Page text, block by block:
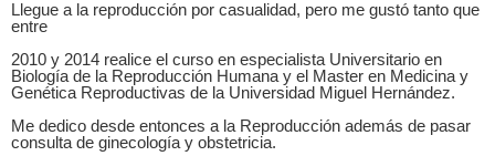
Llegue a la reproducción por casualidad, pero me gustó tanto que
entre
2010 y 2014 realice el curso en especialista Universitario en
Biología de la Reproducción Humana y el Master en Medicina y
Genética Reproductivas de la Universidad Miguel Hernández.
Me dedico desde entonces a la Reproducción además de pasar
consulta de ginecología y obstetricia.